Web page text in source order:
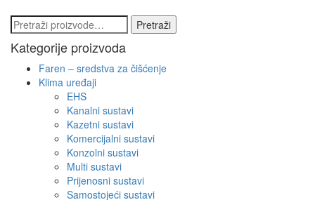
Pretraži: Pretraži
Kategorije proizvoda
Faren – sredstva za čišćenje
Klima uređaji
EHS
Kanalni sustavi
Kazetni sustavi
Komercijalni sustavi
Konzolni sustavi
Multi sustavi
Prijenosni sustavi
Samostojeći sustavi